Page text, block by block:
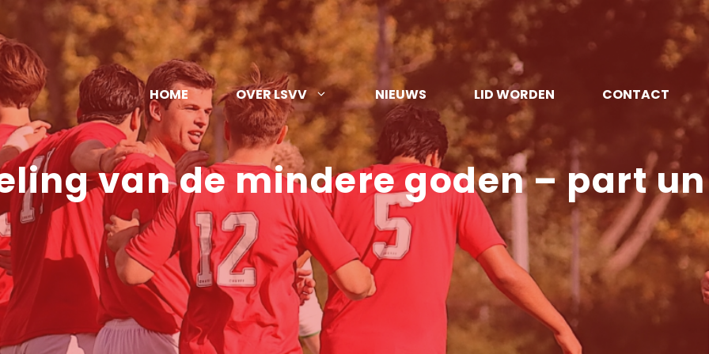
HOME OVER LSVV NIEUWS LID WORDEN CONTACT
van de mindere goden – part un